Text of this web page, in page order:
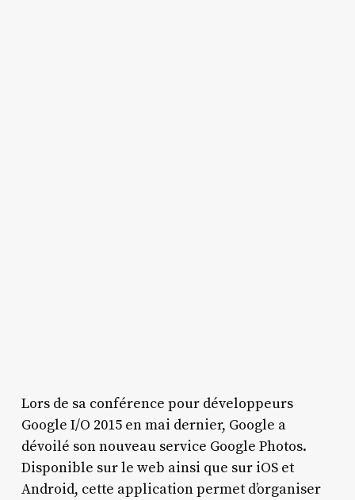
Lors de sa conférence pour développeurs
Google I/O 2015 en mai dernier, Google a
dévoilé son nouveau service Google Photos.
Disponible sur le web ainsi que sur iOS et
Android, cette application permet d’organiser